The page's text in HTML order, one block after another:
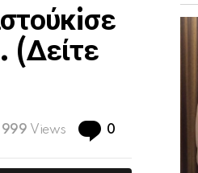
(Δείτε
999 Views 0